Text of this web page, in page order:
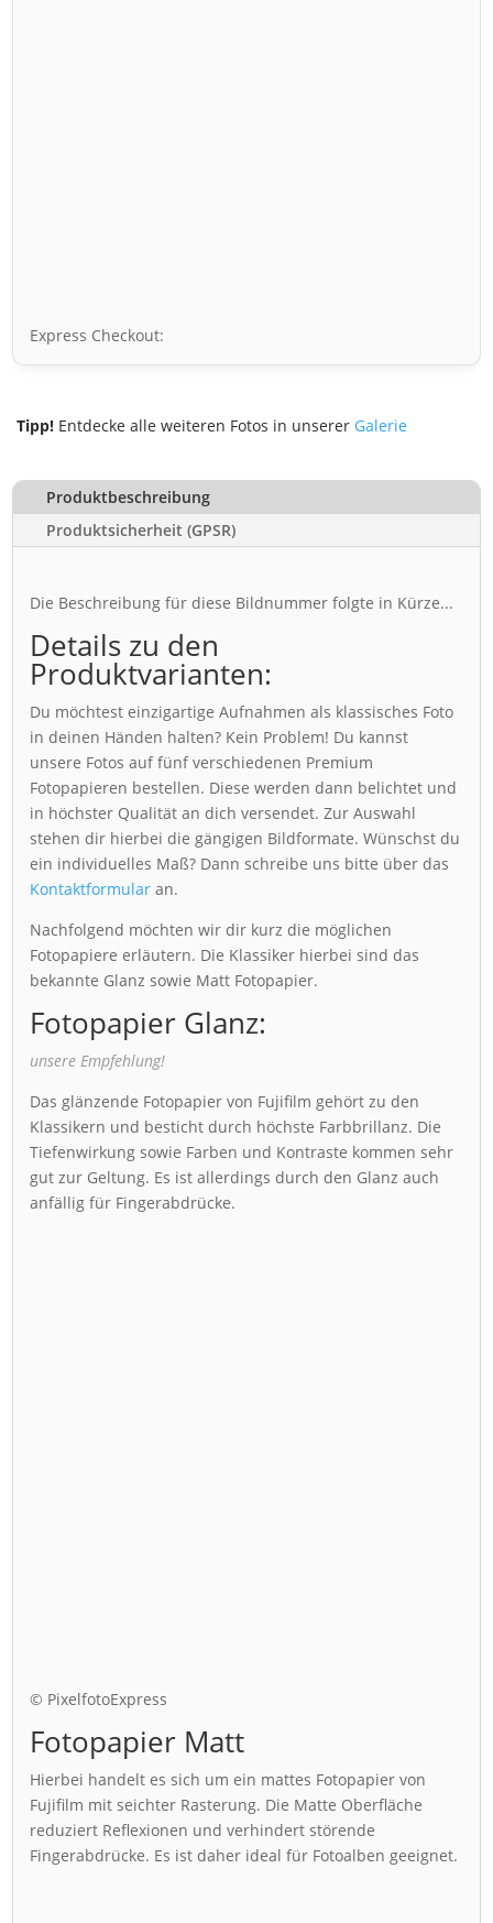
Express Checkout:
Tipp! Entdecke alle weiteren Fotos in unserer Galerie
Produktbeschreibung
Produktsicherheit (GPSR)
Die Beschreibung für diese Bildnummer folgte in Kürze...
Details zu den
Produktvarianten:
Du möchtest einzigartige Aufnahmen als klassisches Foto
in deinen Händen halten? Kein Problem! Du kannst
unsere Fotos auf fünf verschiedenen Premium
Fotopapieren bestellen. Diese werden dann belichtet und
in höchster Qualität an dich versendet. Zur Auswahl
stehen dir hierbei die gängigen Bildformate. Wünschst du
ein individuelles Maß? Dann schreibe uns bitte über das
Kontaktformular an.
Nachfolgend möchten wir dir kurz die möglichen
Fotopapiere erläutern. Die Klassiker hierbei sind das
bekannte Glanz sowie Matt Fotopapier.
Fotopapier Glanz:
unsere Empfehlung!
Das glänzende Fotopapier von Fujifilm gehört zu den
Klassikern und besticht durch höchste Farbbrillanz. Die
Tiefenwirkung sowie Farben und Kontraste kommen sehr
gut zur Geltung. Es ist allerdings durch den Glanz auch
anfällig für Fingerabdrücke.
© PixelfotoExpress
Fotopapier Matt
Hierbei handelt es sich um ein mattes Fotopapier von
Fujifilm mit seichter Rasterung. Die Matte Oberfläche
reduziert Reflexionen und verhindert störende
Fingerabdrücke. Es ist daher ideal für Fotoalben geeignet.